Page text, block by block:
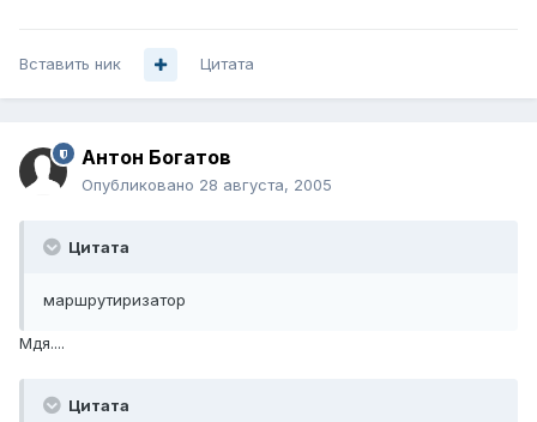
Вставить ник Цитата
Антон Богатов
Опубликовано 28 августа, 2005
Цитата
маршрутиризатор
Мдя....
Цитата